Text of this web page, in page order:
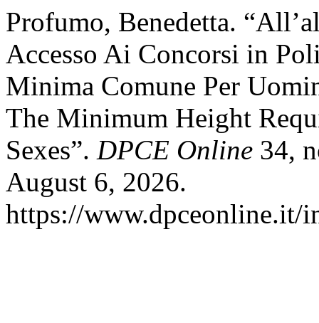
Profumo, Benedetta.
Accesso Ai Concorsi in
Minima Comune Per
The Minimum Height
Sexes”. DPCE Online 34,
August 6, 2026.
https://www.dpceonline.it/